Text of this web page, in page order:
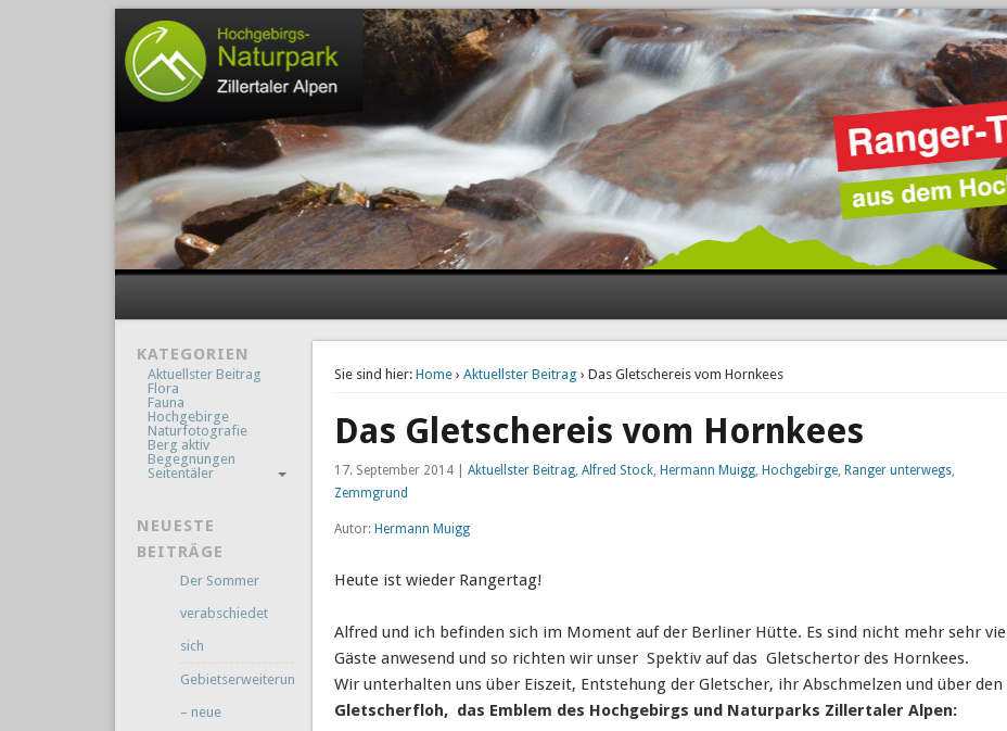
Sie sind hier: Home ›Aktuellster Beitrag › Das Gletschereis vom Hornkees
Das Gletschereis vom Hornkees
17. September 2014 |Aktuellster Beitrag,Alfred Stock, Hermann Muigg, Hochgebirge, Ranger unterwegs,
Zemmgrund
Autor: Hermann Muigg
Heute ist wieder Rangertag!
Alfred und ich befinden sich im Moment auf der Berliner Hütte. Es sind nicht mehr sehr viel
Gäste anwesend und so richten wir unser Spektiv auf das Gletschertor des Hornkees.
Wir unterhalten uns über Eiszeit, Entstehung der Gletscher, ihr Abschmelzen und über den
Gletscherfloh, das Emblem des Hochgebirgs und Naturparks Zillertaler Alpen:
KATEGORIEN
Aktuellster Beitrag
Flora
Fauna
Hochgebirge
Naturfotografie
Berg aktiv
Begegnungen
Seitentäler
NEUESTE
BEITRÄGE
Der Sommer
verabschiedet
sich
Gebietserweiterung
– neue